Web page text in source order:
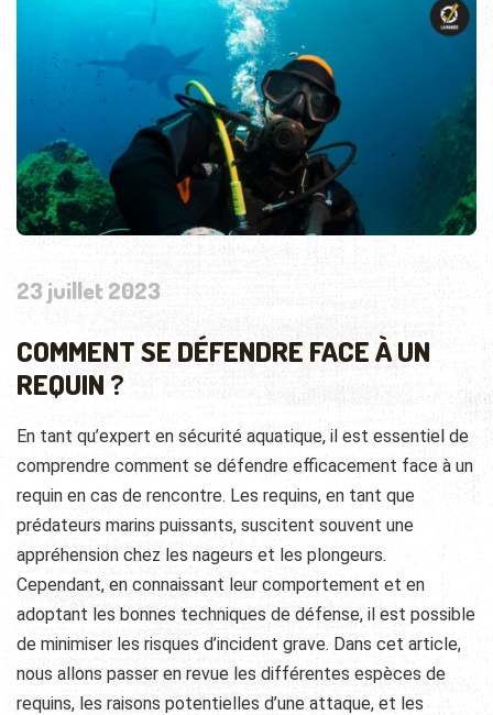
23 juillet 2023
COMMENT SE DÉFENDRE FACE À UN
REQUIN ?
En tant qu’expert en sécurité aquatique, il est essentiel de
comprendre comment se défendre efficacement face à un
requin en cas de rencontre. Les requins, en tant que
prédateurs marins puissants, suscitent souvent une
appréhension chez les nageurs et les plongeurs.
Cependant, en connaissant leur comportement et en
adoptant les bonnes techniques de défense, il est possible
de minimiser les risques d’incident grave. Dans cet article,
nous allons passer en revue les différentes espèces de
requins, les raisons potentielles d’une attaque, et les